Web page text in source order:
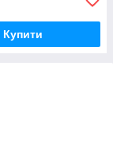
Купити